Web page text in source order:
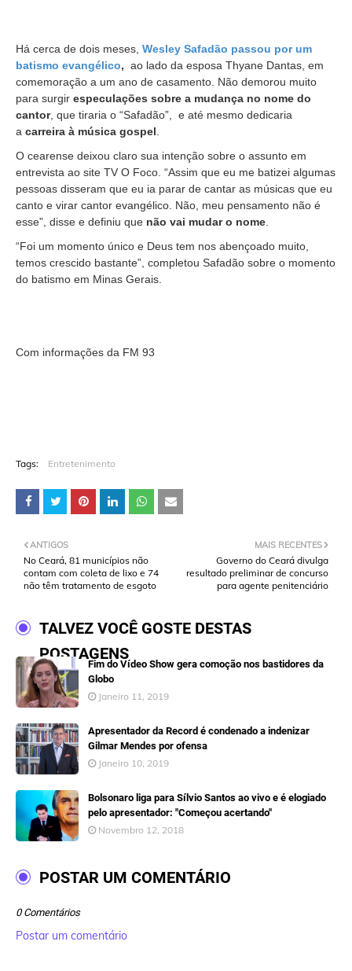
Há cerca de dois meses, Wesley Safadão passou por um
batismo evangélico, ao lado da esposa Thyane Dantas, em
comemoração a um ano de casamento. Não demorou muito
para surgir especulações sobre a mudança no nome do
cantor, que tiraria o “Safadão”, e até mesmo dedicaria
a carreira à música gospel
O cearense deixou claro sua intenção sobre o assunto em
entrevista ao site TV O Foco. “Assim que eu me batizei algumas
pessoas disseram que eu ia parar de cantar as músicas que eu
canto e virar cantor evangélico. Não, meu pensamento não é
esse”, disse e definiu que não vai mudar o nome
“Foi um momento único e Deus tem nos abençoado muito,
temos crescido bastante”, completou Safadão sobre o momento
do batismo em Minas Gerais.
Com informações da FM 93
Tags: Entretenimento
MAIS RECENTES
Governo do Ceará divulga
resultado preliminar de concurso
para agente penitenciário
ANTIGOS
No Ceará, 81 municípios não
contam com coleta de lixo e 74
não têm tratamento de esgoto
TALVEZ VOCÊ GOSTE DESTAS
POSTAGENS
Fim do Vídeo Show gera comoção nos bastidores da
Globo
Janeiro 11, 2019
Apresentador da Record é condenado a indenizar
Gilmar Mendes por ofensa
Janeiro 10, 2019
Bolsonaro liga para Sílvio Santos ao vivo e é elogiado
pelo apresentador: "Começou acertando"
Novembro 12, 2018
POSTAR UM COMENTÁRIO
0 Comentários
Postar um comentário